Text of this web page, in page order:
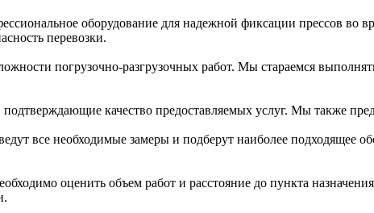
оборудование для надежной фиксации прессов
перевозки.
погрузочно-разгрузочных работ. Мы стараемся
качество предоставляемых услуг. Мы также
все необходимые замеры и подберут наиболее подходящее
оценить объем работ и расстояние до пункта